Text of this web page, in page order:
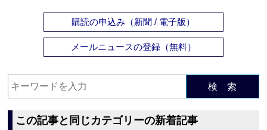
購読の申込み（新聞 / 電子版）
メールニュースの登録（無料）
検 索
この記事と同じカテゴリーの新着記事